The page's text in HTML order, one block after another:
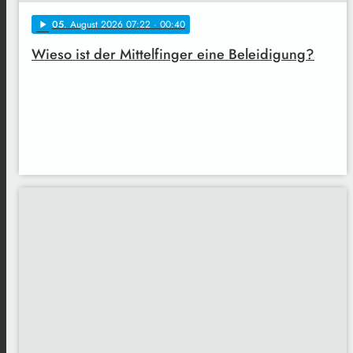
play_arrow 05. August 2026 07:22 · 00:40
Wieso ist der Mittelfinger eine Beleidigung?